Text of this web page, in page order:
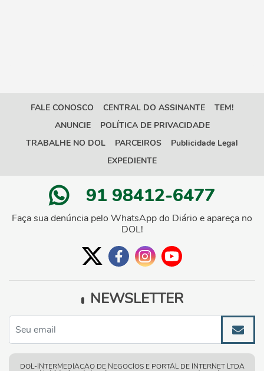
FALE CONOSCO CENTRAL DO ASSINANTE
TEM!
ANUNCIE
POLÍTICA DE PRIVACIDADE
TRABALHE NO DOL
PARCEIROS
Publicidade Legal
EXPEDIENTE
91 98412-6477
Faça sua denúncia pelo WhatsApp do Diário e apareça no
DOL!
NEWSLETTER
DOL-INTERMEDIACAO DE NEGOCIOS E PORTAL DE INTERNET LTDA